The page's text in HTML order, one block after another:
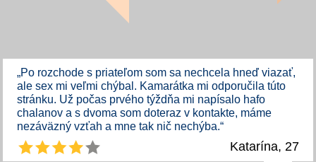
„Po rozchode s priateľom som sa nechcela hneď viazať,
ale sex mi veľmi chýbal. Kamarátka mi odporučila túto
stránku. Už počas prvého týždňa mi napísalo hafo
chalanov a s dvoma som doteraz v kontakte, máme
nezáväzný vzťah a mne tak nič nechýba.“
Katarína, 27